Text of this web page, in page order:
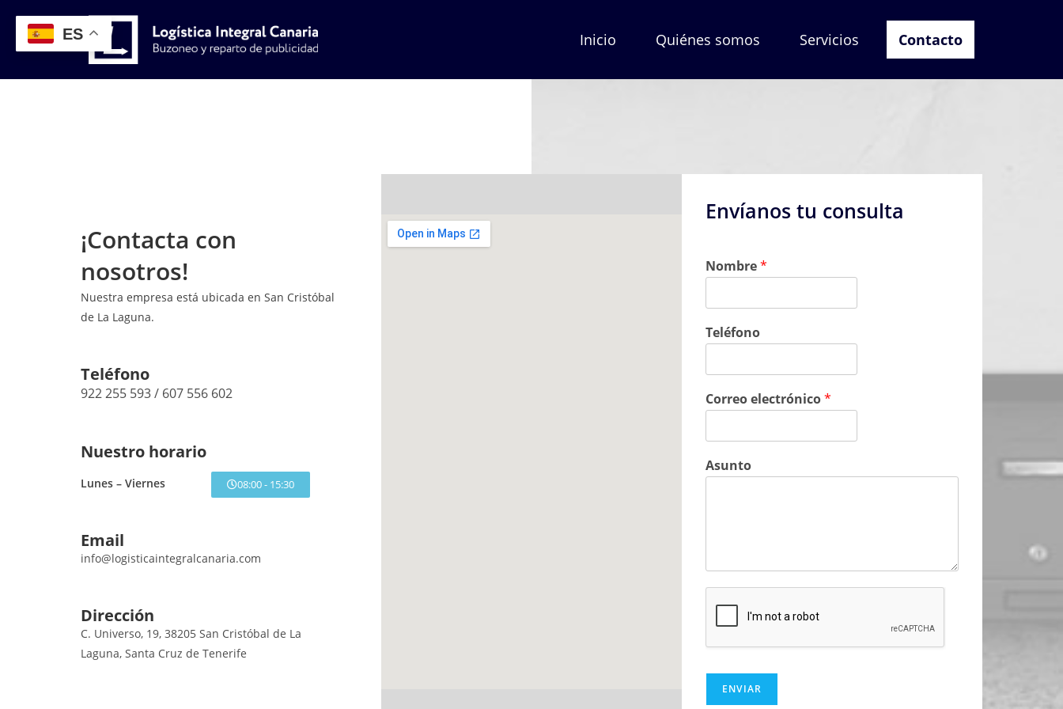
Inicio Quiénes somos Servicios Contacto
¡Contacta con
nosotros!
Nuestra empresa está ubicada en San Cristóbal
de La Laguna.
Teléfono
922 255 593 / 607 556 602
Nuestro horario
Lunes – Viernes 08:00 - 15:30
Email
info@logisticaintegralcanaria.com
Dirección
C. Universo, 19, 38205 San Cristóbal de La
Laguna, Santa Cruz de Tenerife
Envíanos tu consulta
Nombre*
Teléfono
Correo electrónico*
Asunto
ENVIAR
ES